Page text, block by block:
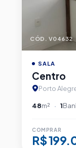
CÓD. V04632
SALA
Centro
Porto
48m² 1
COMPRAR
R$